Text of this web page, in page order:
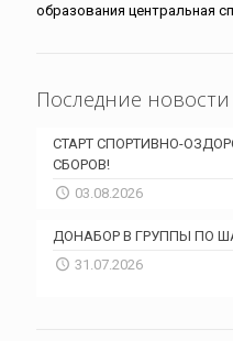
образования центральная
Последние новости
СТАРТ СПОРТИВНО-
СБОРОВ!
03.08.2026
ДОНАБОР В ГРУППЫ ПО
31.07.2026